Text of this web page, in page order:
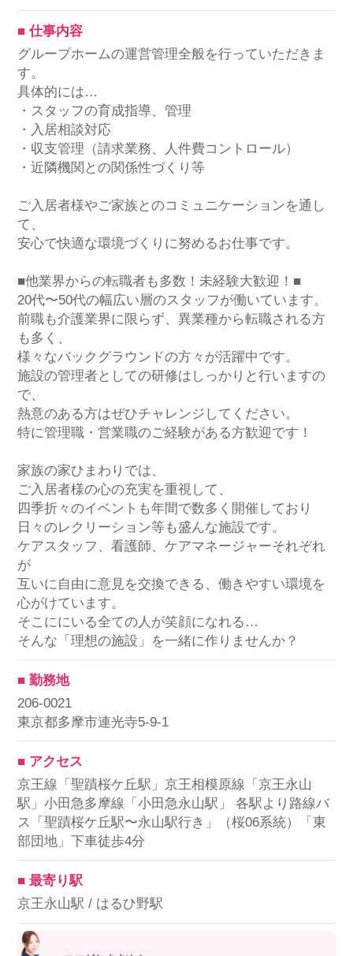
■ 仕事内容
グループホームの運営管理全般を行っていただきま
す。
具体的には…
・スタッフの育成指導、管理
・入居相談対応
・収支管理（請求業務、人件費コントロール）
・近隣機関との関係性づくり等
ご入居者様やご家族とのコミュニケーションを通し
て、
安心で快適な環境づくりに努めるお仕事です。
■他業界からの転職者も多数！未経験大歓迎！■
20代〜50代の幅広い層のスタッフが働いています。
前職も介護業界に限らず、異業種から転職される方
も多く、
様々なバックグラウンドの方々が活躍中です。
施設の管理者としての研修はしっかりと行いますの
で、
熱意のある方はぜひチャレンジしてください。
特に管理職・営業職のご経験がある方歓迎です！
家族の家ひまわりでは、
ご入居者様の心の充実を重視して、
四季折々のイベントも年間で数多く開催しており
日々のレクリーション等も盛んな施設です。
ケアスタッフ、看護師、ケアマネージャーそれぞれ
が
互いに自由に意見を交換できる、働きやすい環境を
心がけています。
そこににいる全ての人が笑顔になれる…
そんな「理想の施設」を一緒に作りませんか？
■ 勤務地
206-0021
東京都多摩市連光寺5-9-1
■ アクセス
京王線「聖蹟桜ケ丘駅」京王相模原線「京王永山
駅」小田急多摩線「小田急永山駅」 各駅より路線バ
ス「聖蹟桜ケ丘駅〜永山駅行き」（桜06系統）「東
部団地」下車徒歩4分
■ 最寄り駅
京王永山駅 / はるひ野駅